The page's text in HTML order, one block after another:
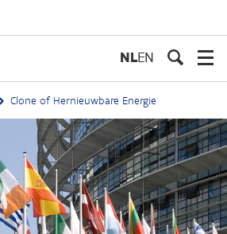
gaan
NLEN
Clone of Hernieuwbare Energie